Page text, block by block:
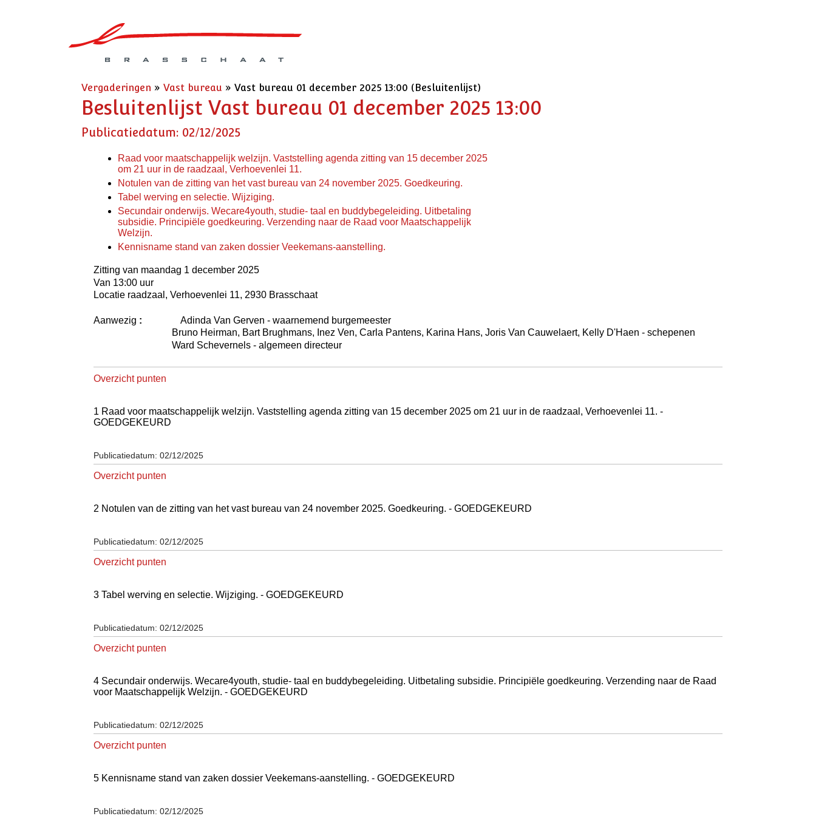
Vergaderingen »Vast bureau »Vast bureau 01 december 2025 13:00 (Besluitenlijst)
Besluitenlijst Vast bureau 01 december 2025 13:00
Publicatiedatum: 02/12/2025
Raad voor maatschappelijk welzijn. Vaststelling agenda zitting van 15 december 2025
om 21 uur in de raadzaal, Verhoevenlei 11.
Notulen van de zitting van het vast bureau van 24 november 2025. Goedkeuring.
Tabel werving en selectie. Wijziging.
Secundair onderwijs. Wecare4youth, studie- taal en buddybegeleiding. Uitbetaling
subsidie. Principiële goedkeuring. Verzending naar de Raad voor Maatschappelijk
Welzijn.
Kennisname stand van zaken dossier Veekemans-aanstelling.
Zitting van maandag 1 december 2025
Van 13:00 uur
Locatie raadzaal, Verhoevenlei 11, 2930 Brasschaat
Aanwezig :
Adinda Van Gerven - waarnemend burgemeester
Bruno Heirman, Bart Brughmans, Inez Ven, Carla Pantens, Karina Hans, Joris Van Cauwelaert, Kelly D'Haen - schepenen
Ward Schevernels - algemeen directeur
Overzicht punten
1 Raad voor maatschappelijk welzijn. Vaststelling agenda zitting van 15 december 2025 om 21 uur in de raadzaal, Verhoevenlei 11. -
GOEDGEKEURD
Publicatiedatum: 02/12/2025
Overzicht punten
2 Notulen van de zitting van het vast bureau van 24 november 2025. Goedkeuring. - GOEDGEKEURD
Publicatiedatum: 02/12/2025
Overzicht punten
3 Tabel werving en selectie. Wijziging. - GOEDGEKEURD
Publicatiedatum: 02/12/2025
Overzicht punten
4 Secundair onderwijs. Wecare4youth, studie- taal en buddybegeleiding. Uitbetaling subsidie. Principiële goedkeuring. Verzending naar de Raad
voor Maatschappelijk Welzijn. - GOEDGEKEURD
Publicatiedatum: 02/12/2025
Overzicht punten
5 Kennisname stand van zaken dossier Veekemans-aanstelling. - GOEDGEKEURD
Publicatiedatum: 02/12/2025